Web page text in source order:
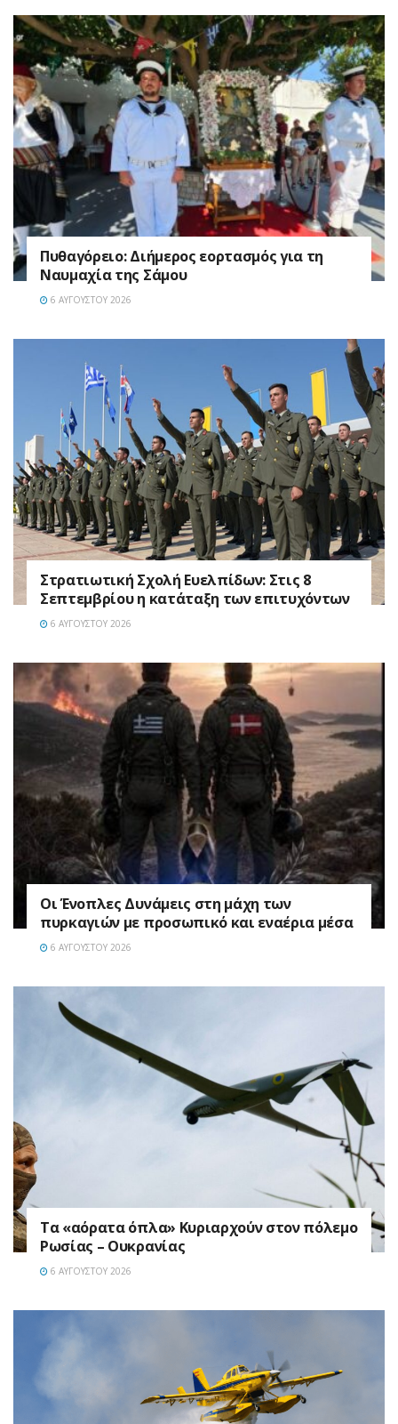
Πυθαγόρειο: Διήμερος εορτασμός για τη
Ναυμαχία της Σάμου
6 ΑΥΓΟΎΣΤΟΥ 2026
Στρατιωτική Σχολή Ευελπίδων: Στις 8
Σεπτεμβρίου η κατάταξη των επιτυχόντων
6 ΑΥΓΟΎΣΤΟΥ 2026
Οι Ένοπλες Δυνάμεις στη μάχη των
πυρκαγιών με προσωπικό και εναέρια μέσα
6 ΑΥΓΟΎΣΤΟΥ 2026
Τα «αόρατα όπλα» Κυριαρχούν στον πόλεμο
Ρωσίας – Ουκρανίας
6 ΑΥΓΟΎΣΤΟΥ 2026